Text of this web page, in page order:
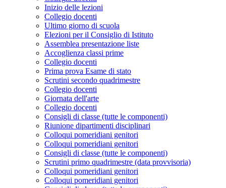
Inizio delle lezioni
Collegio docenti
Ultimo giorno di scuola
Elezioni per il Consiglio di Istituto
Assemblea presentazione liste
Accoglienza classi prime
Collegio docenti
Prima prova Esame di stato
Scrutini secondo quadrimestre
Collegio docenti
Giornata dell'arte
Collegio docenti
Consigli di classe (tutte le componenti)
Riunione dipartimenti disciplinari
Colloqui pomeridiani genitori
Colloqui pomeridiani genitori
Consigli di classe (tutte le componenti)
Scrutini primo quadrimestre (data provvisoria)
Colloqui pomeridiani genitori
Colloqui pomeridiani genitori